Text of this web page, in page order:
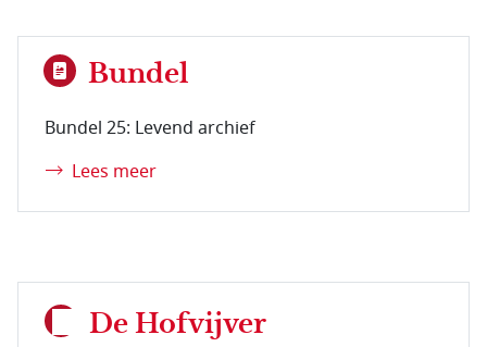
Bundel
Bundel 25: Levend archief
Lees meer
De Hofvijver